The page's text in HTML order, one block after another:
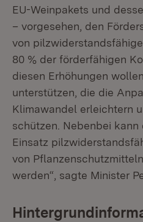
EU-Weinpakets und
– vorgesehen, den
von
80 % der förderfähigen
diesen Erhöhungen
unterstützen, die die
Klimawandel erleichtern
schützen. Nebenbei
Einsatz
von
werden“, sagte Minister